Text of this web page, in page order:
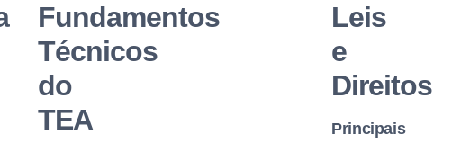
Fundamentos
Técnicos
do
TEA
Leis
e
Direitos
Principais